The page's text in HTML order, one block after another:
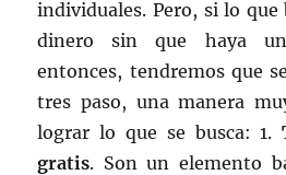
individuales. Pero, si lo que
dinero sin que haya
entonces, tendremos que
tres paso, una manera
lograr lo que se busca: 1.
gratis. Son un elemento